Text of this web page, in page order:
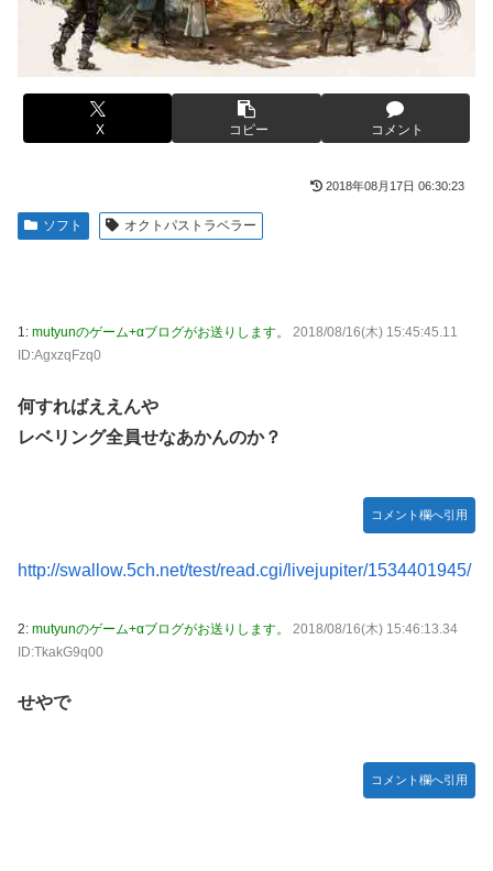
無理やり家族旅行に付いてきて露天風呂でも大声で嫌味を言
う姑。爆発寸前の私が他の客の前で「一世一代の勇気」を振
り絞り決行した前代未聞の返り討ちがこちら←身体を張った
【ToLOVEる】ユニクリ「籾岡里紗 ダークネスver.」フィギ
ュア【再販予約開始】
【悲報】女「丸亀製麺美味しかったね」俺「また来ようよ」
たんだが俺悪くないよな？？？？？？？？
【悲報】ジャンプ、ついに98万部…全盛期653万部からここ
まで落ちる
【スト6】待望の全体バランス調整、バトル変更リスト
【速報】日本一ソフトウェア「定価9000円のゲームです。
【訃報】人気Vtuberの犬、19歳で死去
【正論】X民「真の弱者男性は恋愛ゲームとかアニメ見てな
【シンデレラガールズ】 百鬼夜行をテーマとしたPOP UP
の成果がない」WWWWWWWWWWW
【速報】"見せブラ"女神、現る♡♡♡♡
村が燃やされたみたいになった」←26万ｲｲﾈｗｗｗｗ
メディア「Switch2、499ドルでも安い800ドル超えるか
【動画】R2-D2の絶叫からしか得られない栄養があるｗｗｗ
ウクライナの次は日本とかいうやついるけどどういう理屈な
の？
【悲報】熊本は猛暑と断水…その頃、茂木外相は中南米でニ
ッコリ動画公開
日産が社運をかけて発売するSUVｗｗｗｗｗｗｗ
73milで契約延長合意
ィスクアッパーさん達から落胆の声
X コピー コメント
2018年08月17日 06:30:23
ソフト オクトパストラベラー
1: mutyunのゲーム+αブログがお送りします。
2018/08/16(木) 15:45:45.11
ID:AgxzqFzq0
何すればええんや
レベリング全員せなあかんのか？
コメント欄へ引用
http://swallow.5ch.net/test/read.cgi/livejupiter/1534401945/
2: mutyunのゲーム+αブログがお送りします。
2018/08/16(木) 15:46:13.34
ID:TkakG9q00
せやで
コメント欄へ引用